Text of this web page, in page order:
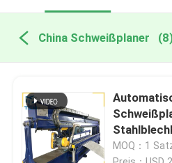
China Schweißplaner
MOQ：1